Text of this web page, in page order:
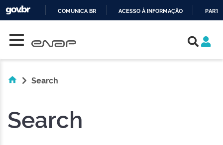
COMUNICA BR ACESSO À INFORMAÇÃO
Search
Search